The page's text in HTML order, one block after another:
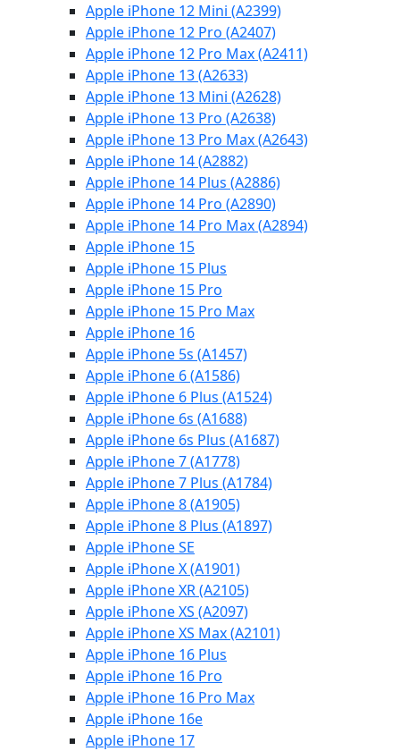
Apple iPhone 12 Mini (A2399)
Apple iPhone 12 Pro (A2407)
Apple iPhone 12 Pro Max (A2411)
Apple iPhone 13 (A2633)
Apple iPhone 13 Mini (A2628)
Apple iPhone 13 Pro (A2638)
Apple iPhone 13 Pro Max (A2643)
Apple iPhone 14 (A2882)
Apple iPhone 14 Plus (A2886)
Apple iPhone 14 Pro (A2890)
Apple iPhone 14 Pro Max (A2894)
Apple iPhone 15
Apple iPhone 15 Plus
Apple iPhone 15 Pro
Apple iPhone 15 Pro Max
Apple iPhone 16
Apple iPhone 5s (A1457)
Apple iPhone 6 (A1586)
Apple iPhone 6 Plus (A1524)
Apple iPhone 6s (A1688)
Apple iPhone 6s Plus (A1687)
Apple iPhone 7 (A1778)
Apple iPhone 7 Plus (A1784)
Apple iPhone 8 (A1905)
Apple iPhone 8 Plus (A1897)
Apple iPhone SE
Apple iPhone X (A1901)
Apple iPhone XR (A2105)
Apple iPhone XS (A2097)
Apple iPhone XS Max (A2101)
Apple iPhone 16 Plus
Apple iPhone 16 Pro
Apple iPhone 16 Pro Max
Apple iPhone 16e
Apple iPhone 17